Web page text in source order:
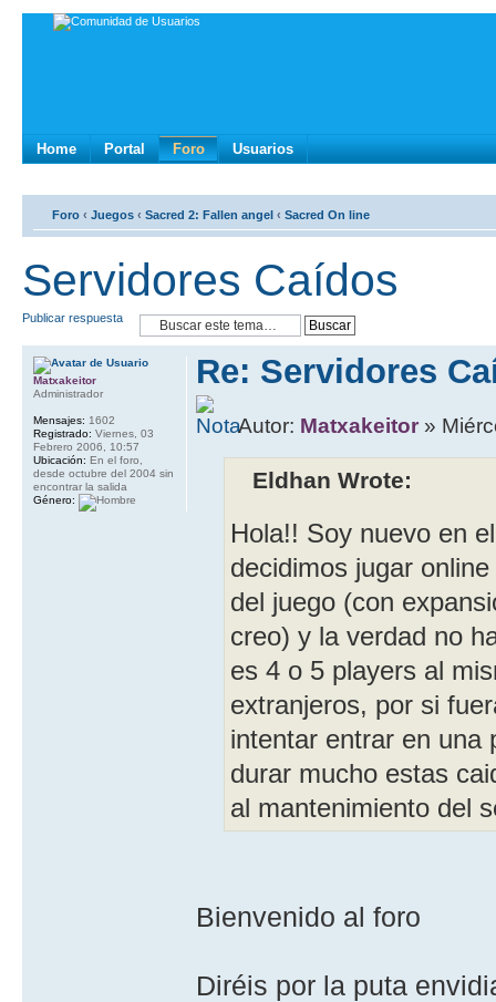
Home Portal Foro Usuarios
Foro ‹ Juegos ‹ Sacred 2: Fallen angel ‹ Sacred On line
Servidores Caídos
Publicar respuesta
Re: Servidores
Autor: Matxakeitor »
Eldhan Wrote:
Hola!! Soy nuevo en
decidimos jugar
del juego (con
creo) y la verdad no
es 4 o 5 players al
extranjeros, por si
intentar entrar en una
durar mucho estas
al mantenimiento del
Bienvenido al foro
Diréis por la puta
Matxakeitor
Administrador
Mensajes: 1602
Registrado: Viernes, 03
Febrero 2006, 10:57
Ubicación: En el foro,
desde octubre del 2004 sin
encontrar la salida
Género: